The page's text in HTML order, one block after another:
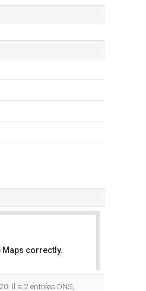
Maps correctly.
Il a 2 entrées DNS,